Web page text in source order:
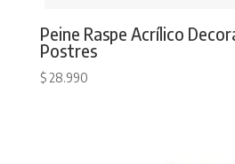
Peine Raspe Acrílico
Postres
$28.990